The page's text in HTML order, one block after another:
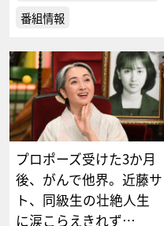
番組情報
プロポーズ受けた3か月
後、がんで他界。近藤サ
ト、同級生の壮絶人生
に涙こらえきれず…